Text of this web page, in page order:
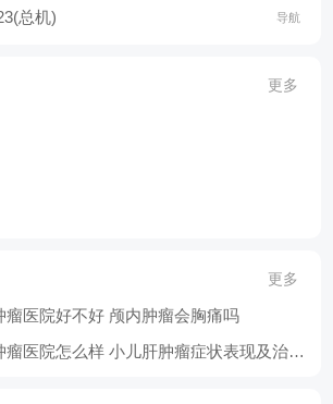
津肿瘤医院
天津市河西区体院北环湖西路
总机)
导航
更多
更多
瘤医院好不好 颅内肿瘤会胸痛吗
天津医科大学肿瘤医院怎么样 小儿肝肿瘤症状表现及治疗方法